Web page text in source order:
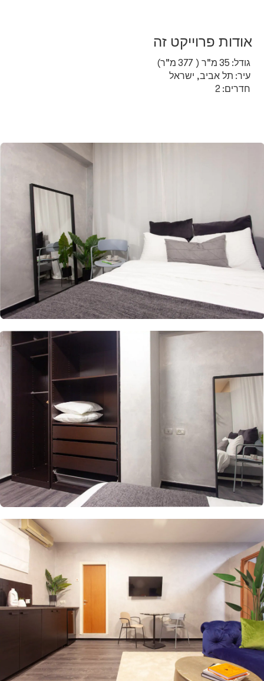
אודות פרוייקט זה
גודל: 35 מ"ר ( 377 מ"ר)
עיר: תל אביב, ישראל
חדרים: 2